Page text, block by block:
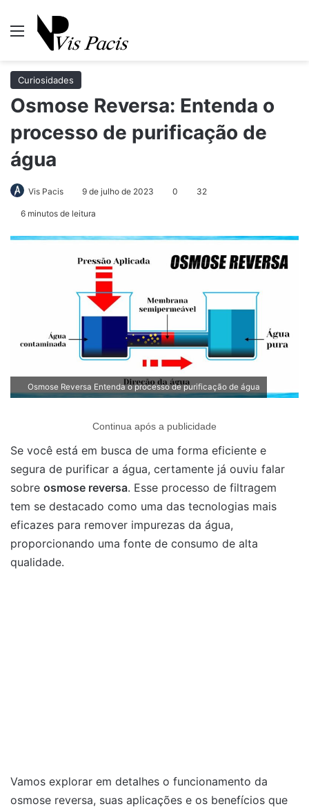
Menu
Curiosidades
Osmose Reversa: Entenda o
processo de purificação de
água
Vis Pacis 9 de julho de 2023 0 32
6 minutos de leitura
Osmose Reversa Entenda o processo de purificação de água
Continua após a publicidade
Se você está em busca de uma forma eficiente e
segura de purificar a água, certamente já ouviu falar
sobre osmose reversa. Esse processo de filtragem
tem se destacado como uma das tecnologias mais
eficazes para remover impurezas da água,
proporcionando uma fonte de consumo de alta
qualidade.
Vamos explorar em detalhes o funcionamento da
osmose reversa, suas aplicações e os benefícios que